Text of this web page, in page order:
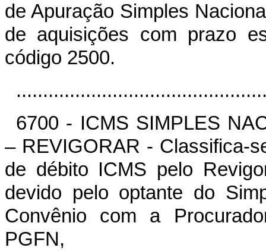
de Apuração Simples
de aquisições com prazo
código 2500.
6700 - ICMS SIMPLES
– REVIGORAR - Classifica-
de débito ICMS pelo
devido pelo optante do
Convênio com a
PGFN,